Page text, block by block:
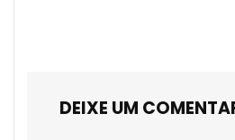
DEIXE UM